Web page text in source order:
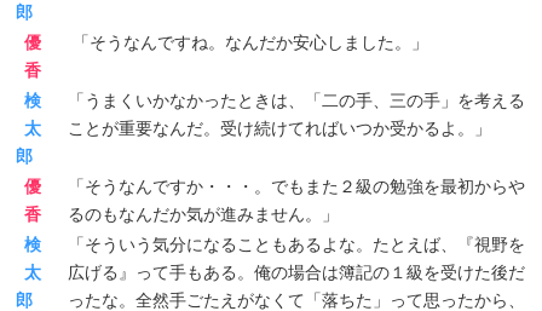
郎
優
香
「そうなんですね。なんだか安心しました。」
検
太
郎
「うまくいかなかったときは、「二の手、三の手」を考える
ことが重要なんだ。受け続けてればいつか受かるよ。」
優
香
「そうなんですか・・・。でもまた２級の勉強を最初からや
るのもなんだか気が進みません。」
検
太
郎
「そういう気分になることもあるよな。たとえば、『視野を
広げる』って手もある。俺の場合は簿記の１級を受けた後だ
ったな。全然手ごたえがなくて「落ちた」って思ったから、